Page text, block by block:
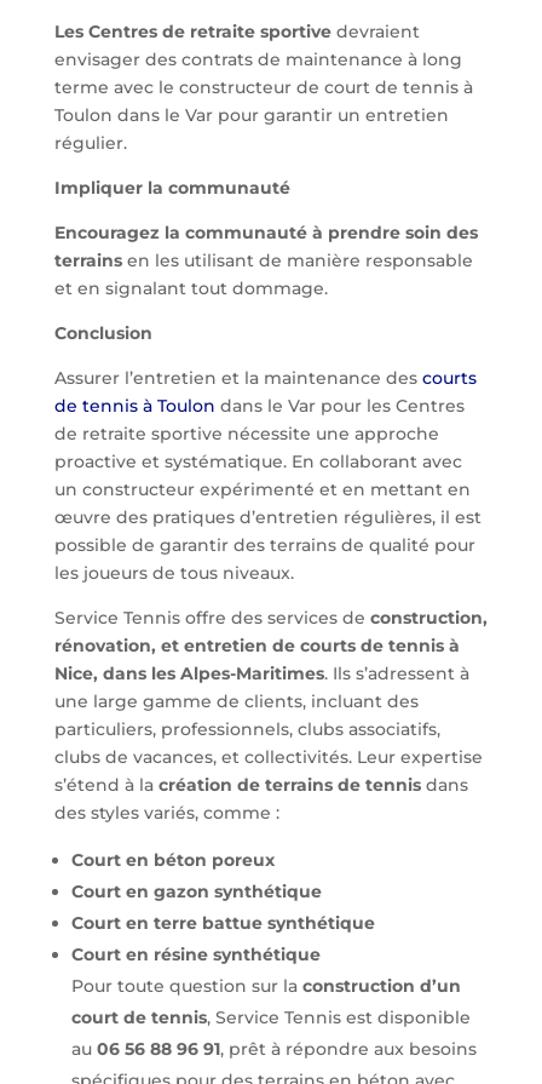
Les Centres de retraite sportivedevraient
envisager des contrats de maintenance à long
terme avec le constructeur de court de tennis à
Toulon dans le Var pour garantir un entretien
régulier.
Impliquer la communauté
Encouragez la communauté à prendre soin des
terrainsen les utilisant de manière responsable
et en signalant tout dommage.
Conclusion
Assurer l’entretien et la maintenance des courts
de tennis à Toulon dans le Var pour les Centres
de retraite sportive nécessite une approche
proactive et systématique. En collaborant avec
un constructeur expérimenté et en mettant en
œuvre des pratiques d’entretien régulières, il est
possible de garantir des terrains de qualité pour
les joueurs de tous niveaux.
Service Tennis offre des services de construction,
rénovation, et entretien de courts de tennis à
Nice, dans les Alpes-Maritimes. Ils s’adressent à
une large gamme de clients, incluant des
particuliers, professionnels, clubs associatifs,
clubs de vacances, et collectivités. Leur expertise
s’étend à la création de terrains de tennis dans
des styles variés, comme :
Court en béton poreux
Court en gazon synthétique
Court en terre battue synthétique
Court en résine synthétique
Pour toute question sur la construction d’un
court de tennis, Service Tennis est disponible
au 06 56 88 96 91, prêt à répondre aux besoins